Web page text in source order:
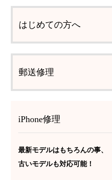
はじめての方へ
郵送修理
iPhone修理
最新モデルはもちろんの事、
古いモデルも対応可能！